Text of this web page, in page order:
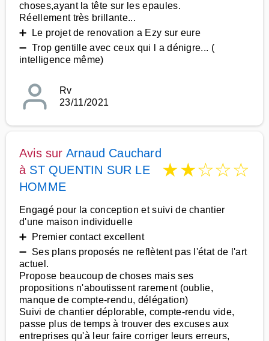
choses,ayant la tête sur les epaules.
Réellement très brillante...
➕ Le projet de renovation a Ezy sur eure
➖ Trop gentille avec ceux qui l a dénigre... (
intelligence même)
Rv
23/11/2021
Avis sur Arnaud Cauchard
à ST QUENTIN SUR LE
HOMME
★★☆☆☆
Engagé pour la conception et suivi de chantier
d'une maison individuelle
➕ Premier contact excellent
➖ Ses plans proposés ne reflètent pas l'état de l'art
actuel.
Propose beaucoup de choses mais ses
propositions n'aboutissent rarement (oublie,
manque de compte-rendu, délégation)
Suivi de chantier déplorable, compte-rendu vide,
passe plus de temps à trouver des excuses aux
entreprises qu'à leur faire corriger leurs erreurs,